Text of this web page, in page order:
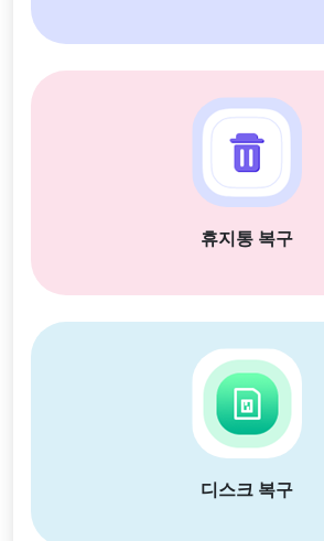
휴지통 복구
디스크 복구